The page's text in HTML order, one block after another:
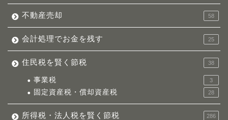
不動産売却 58
会計処理でお金を残す 25
住民税を賢く節税 38
事業税 3
固定資産税・償却資産税 28
所得税・法人税を賢く節税 286